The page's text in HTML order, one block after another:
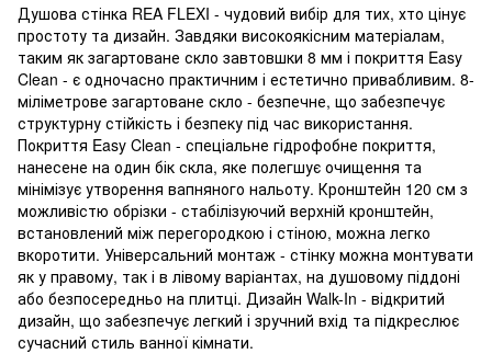
Душова стінка REA FLEXI - чудовий вибір для тих, хто цінує
простоту та дизайн. Завдяки високоякісним матеріалам,
таким як загартоване скло завтовшки 8 мм і покриття Easy
Clean - є одночасно практичним і естетично привабливим. 8-
міліметрове загартоване скло - безпечне, що забезпечує
структурну стійкість і безпеку під час використання.
Покриття Easy Clean - спеціальне гідрофобне покриття,
нанесене на один бік скла, яке полегшує очищення та
мінімізує утворення вапняного нальоту. Кронштейн 120 см з
можливістю обрізки - стабілізуючий верхній кронштейн,
встановлений між перегородкою і стіною, можна легко
вкоротити. Універсальний монтаж - стінку можна монтувати
як у правому, так і в лівому варіантах, на душовому піддоні
або безпосередньо на плитці. Дизайн Walk-In - відкритий
дизайн, що забезпечує легкий і зручний вхід та підкреслює
сучасний стиль ванної кімнати.